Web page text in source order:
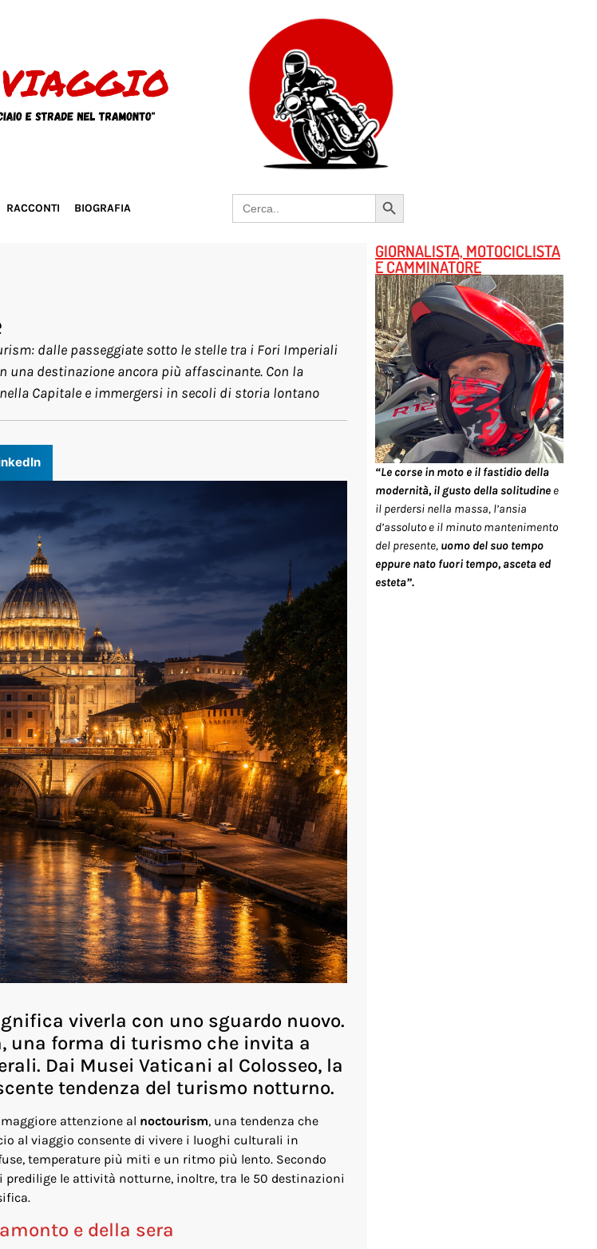
RACCONTI BIOGRAFIA
Search
for:
Search Button
dalle passeggiate sotto le stelle tra i Fori Imperiali
destinazione ancora più affascinante. Con la
Capitale e immergersi in secoli di storia lontano
viverla con uno sguardo nuovo.
una forma di turismo che invita a
Dai Musei Vaticani al Colosseo, la
tendenza del turismo notturno.
attenzione al noctourism, una tendenza che
al viaggio consente di vivere i luoghi culturali in
temperature più miti e un ritmo più lento. Secondo
predilige le attività notturne, inoltre, tra le 50 destinazioni
e della sera
GIORNALISTA, MOTOCICLISTA
E CAMMINATORE
“Le corse in moto e il fastidio della
modernità, il gusto della solitudine e
il perdersi nella massa, l’ansia
d’assoluto e il minuto mantenimento
del presente, uomo del suo tempo
eppure nato fuori tempo, asceta ed
esteta”.